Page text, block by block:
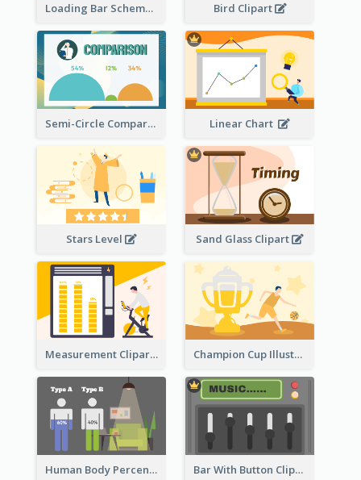
Loading Bar Schematic Diagram Bird Clipart
Semi-Circle Comparison Linear Chart
Stars Level Sand Glass Clipart
Measurement Clipart Champion Cup Illustration
Human Body Percentage Comparison Bar With Button Clipart